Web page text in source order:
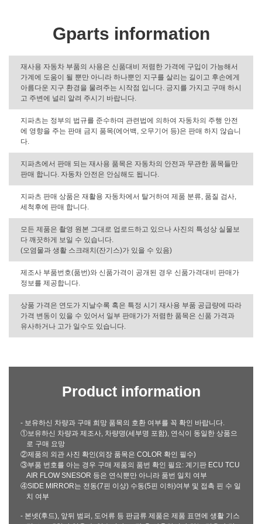
Gparts information
재사용 자동차 부품의 사용은 신품대비 저렴한 가격에 구입이 가능해서
가계에 도움이 될 뿐만 아니라 하나뿐인 지구를 살리는 길이고 후손에게
아름다운 지구 환경을 물려주는 시작점 입니다. 긍지를 가지고 구매 하시
고 주변에 널리 알려 주시기 바랍니다.
지파츠는 정부의 법규를 준수하며 관련법에 의하여 자동차의 주행 안전
에 영향을 주는 판매 금지 품목(에어백, 오무기어 등)은 판매 하지 않습니
다.
지파츠에서 판매 되는 재사용 품목은 자동차의 안전과 무관한 품목들만
판매 합니다. 자동차 안전은 안심해도 됩니다.
지파츠 판매 상품은 재활용 자동차에서 탈거하여 제품 분류, 품질 검사,
세척후에 판매 합니다.
모든 제품은 촬영 원본 그대로 업로드하고 있으나 사진의 특성상 실물보
다 깨끗하게 보일 수 있습니다.
(오염물과 생활 스크래치(잔기스)가 있을 수 있음)
제조사 부품번호(품번)와 신품가격이 공개된 경우 신품가격대비 판매가
정보를 제공합니다.
상품 가격은 연도가 지날수록 혹은 특정 시기 재사용 부품 공급량에 따라
가격 변동이 있을 수 있어서 일부 판매가가 저렴한 품목은 신품 가격과
유사하거나 고가 일수도 있습니다.
Product information
- 보유하신 차량과 구매 희망 품목의 호환 여부를 꼭 확인 바랍니다.
①보유하신 차량과 제조사, 차량명(세부명 포함), 연식이 동일한 상품으
로 구매 요망
②제품의 외관 사진 확인(외장 품목은 COLOR 확인 필수)
③부품 번호를 아는 경우 구매 제품의 품번 확인 필요: 계기판 ECU TCU
AIR FLOW SNESOR 등은 연식뿐만 아니라 품번 일치 여부
④SIDE MIRROR는 전동(7핀 이상) 수동(5핀 이하)여부 및 접촉 핀 수 일
치 여부
- 본넷(후드), 앞뒤 범퍼, 도어류 등 판금류 제품은 제품 표면에 생활 기스